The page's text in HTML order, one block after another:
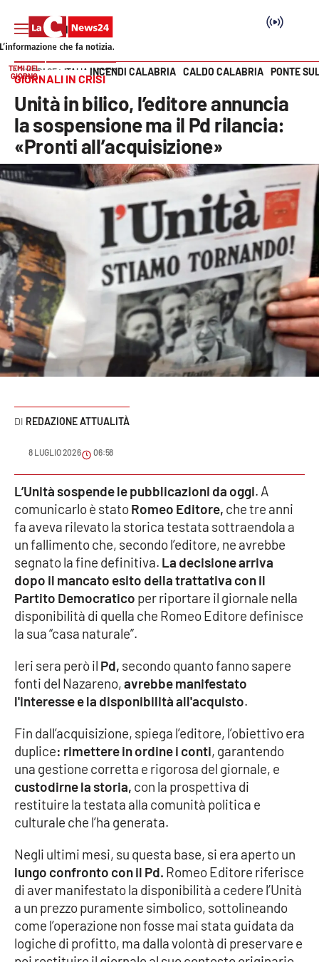
Cronaca
Politica
Attualità
Economia e lavoro
Italia Mondo
Sanità
Sport
Meteo
Editoriali
VIDEO
Ambiente
Cronaca
Cultura
Economia e Lavoro
Politica
Sanità
Società
Sport
RUBRICHE
Good Morning Vietnam
Vai
TEMI DEL
GIORNO
INCENDI CALABRIA CALDO CALABRIA PONTE
HOME PAGE ITALIA MONDO
GIORNALI IN CRISI
Unità in bilico, l’editore annuncia
la sospensione ma il Pd rilancia:
«Pronti all’acquisizione»
REDAZIONE ATTUALITÀ
8 LUGLIO 2026 06:58
L’Unità sospende le pubblicazioni da oggi. A
comunicarlo è statoRomeo Editore, che tre anni
fa aveva rilevato la storica testata sottraendola a
un fallimento che, secondo l’editore, ne avrebbe
segnato la fine definitiva. La decisione arriva
dopo il mancato esito della trattativa con il
Partito Democratico per riportare il giornale nella
disponibilità di quella che Romeo Editore definisce
la sua “casa naturale”.
Ieri sera però il Pd, secondo quanto fanno sapere
fonti del Nazareno,avrebbe manifestato
l'interesse e la disponibilità all'acquisto.
Fin dall’acquisizione, spiega l’editore, l’obiettivo era
duplice: rimettere in ordine i conti, garantendo
una gestione corretta e rigorosa del giornale, e
custodirne la storia, con la prospettiva di
restituire la testata alla comunità politica e
culturale che l’ha generata.
Negli ultimi mesi, su questa base, si era aperto un
lungo confronto con il Pd. Romeo Editore riferisce
di aver manifestato la disponibilità a cedere l’Unità
a un prezzo puramente simbolico, sottolineando
come l’operazione non fosse mai stata guidata da
logiche di profitto, ma dalla volontà di preservare e